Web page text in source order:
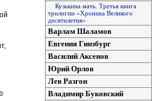
Кузькина мать. Третья книга
трилогии «Хроника Великого
десятилетия»
Варлам Шаламов
Евгения Гинзбург
Василий Аксенов
Юрий Орлов
Лев Разгон
Владимир Буковский